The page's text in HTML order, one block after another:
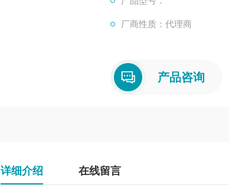
厂商性质：代理商
产品咨询
详细介绍 在线留言